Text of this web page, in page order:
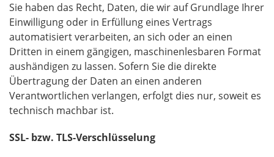
Sie haben das Recht, Daten, die wir auf Grundlage Ihrer
Einwilligung oder in Erfüllung eines Vertrags
automatisiert verarbeiten, an sich oder an einen
Dritten in einem gängigen, maschinenlesbaren Format
aushändigen zu lassen. Sofern Sie die direkte
Übertragung der Daten an einen anderen
Verantwortlichen verlangen, erfolgt dies nur, soweit es
technisch machbar ist.
SSL- bzw. TLS-Verschlüsselung